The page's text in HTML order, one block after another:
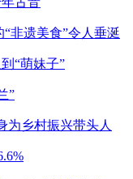
非遗美食”令人垂涎
“萌妹子”
”
为乡村振兴带头人